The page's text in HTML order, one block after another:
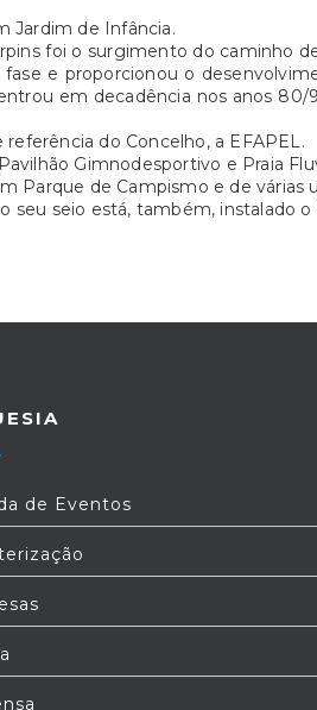
Jardim de Infância.
foi o surgimento do caminho
e proporcionou o
em decadência nos anos
do Concelho, a EFAPEL.
Gimnodesportivo e Praia
Parque de Campismo e de várias
seu seio está, também, instalado
de Eventos